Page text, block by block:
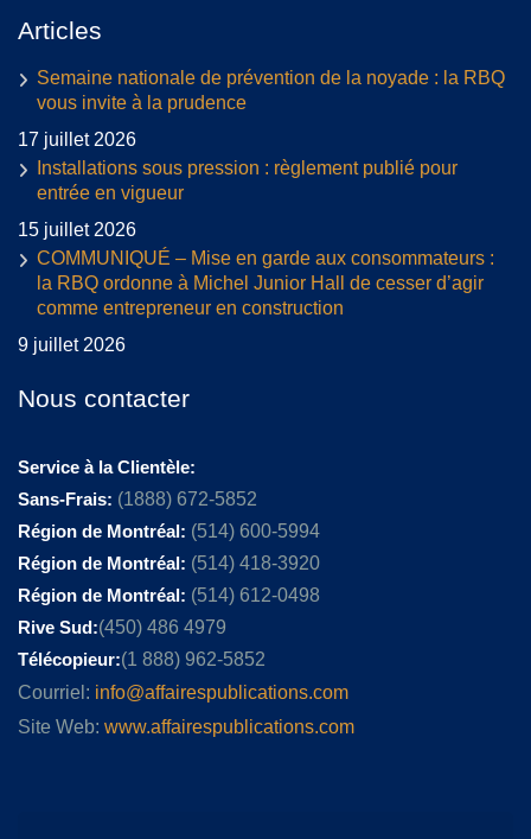
Articles
Semaine nationale de prévention de la noyade : la RBQ
vous invite à la prudence
17 juillet 2026
Installations sous pression : règlement publié pour
entrée en vigueur
15 juillet 2026
COMMUNIQUÉ – Mise en garde aux consommateurs :
la RBQ ordonne à Michel Junior Hall de cesser d’agir
comme entrepreneur en construction
9 juillet 2026
Nous contacter
Service à la Clientèle:
Sans-Frais: (1888) 672-5852
Région de Montréal: (514) 600-5994
Région de Montréal: (514) 418-3920
Région de Montréal: (514) 612-0498
Rive Sud:(450) 486 4979
Télécopieur:(1 888) 962-5852
Courriel: info@affairespublications.com
Site Web: www.affairespublications.com